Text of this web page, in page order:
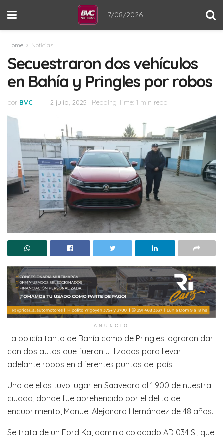
7/08/2026
Home Noticias
Secuestraron dos vehículos
en Bahía y Pringles por robos
por BVC 2 julio, 2025 Reading Time: 1 min read
ANUNCIO
La policía tanto de Bahía como de Pringles lograron dar
con dos autos que fueron utilizados para llevar
adelante robos en diferentes puntos del país.
Uno de ellos tuvo lugar en Saavedra al 1.900 de nuestra
ciudad, donde fue aprehendido por el delito de
encubrimiento, Manuel Alejandro Hernández de 48 años.
Se trata de un Ford Ka, dominio colocado AD 034 SI, que